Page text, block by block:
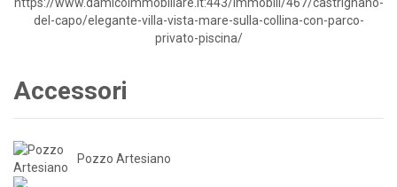
Accessori
Pozzo Artesiano